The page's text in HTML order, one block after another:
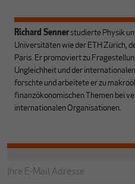
Richard Senner studierte Physik
Universitäten wie der ETH Zürich,
Paris. Er promoviert zu
Ungleichheit und der
forschte und arbeitete er zu
finanzökonomischen Themen bei
internationalen Organisationen.